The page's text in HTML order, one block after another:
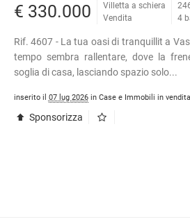
€ 330.000
Villetta a schiera
Vendita
4
Rif. 4607 - La tua oasi di tranquillit a
tempo sembra rallentare, dove la
soglia di casa, lasciando spazio solo...
inserito il 07 lug 2026in Case e Immobili in
Sponsorizza